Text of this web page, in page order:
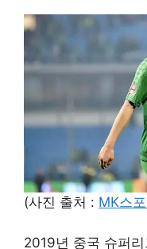
(사진 출처 : MK스
2019년 중국 슈퍼